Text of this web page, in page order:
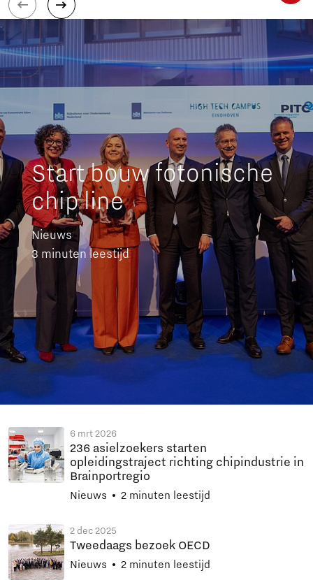
Start bouw fotonische
chip line
Nieuws
3 minuten leestijd
6 mrt 2026
236 asielzoekers starten
opleidingstraject richting chipindustrie in
Brainportregio
Nieuws 2 minuten leestijd
2 dec 2025
Tweedaags bezoek OECD
Nieuws 2 minuten leestijd